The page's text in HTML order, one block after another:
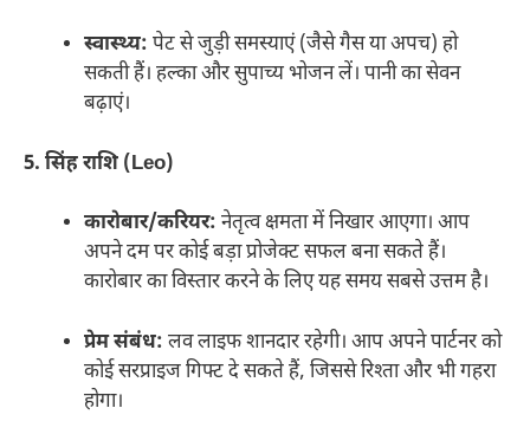
स्वास्थ्य: पेट से जुड़ी समस्याएं (जैसे गैस या अपच) हो
सकती हैं। हल्का और सुपाच्य भोजन लें। पानी का सेवन
बढ़ाएं।
5. सिंह राशि (Leo)
कारोबार/करियर: नेतृत्व क्षमता में निखार आएगा। आप
अपने दम पर कोई बड़ा प्रोजेक्ट सफल बना सकते हैं।
कारोबार का विस्तार करने के लिए यह समय सबसे उत्तम है।
प्रेम संबंध: लव लाइफ शानदार रहेगी। आप अपने पार्टनर को
कोई सरप्राइज गिफ्ट दे सकते हैं, जिससे रिश्ता और भी गहरा
होगा।